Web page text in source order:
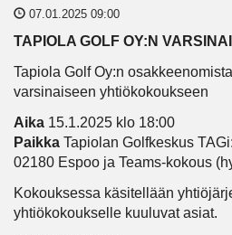
07.01.2025 09:00
TAPIOLA GOLF OY:N
Tapiola Golf Oy:n
varsinaiseen yhtiökokoukseen
Aika 15.1.2025 klo 18:00
Paikka Tapiolan Golfkeskus
02180 Espoo ja Teams-kokous
Kokouksessa käsitellään
yhtiökokoukselle kuuluvat asiat.